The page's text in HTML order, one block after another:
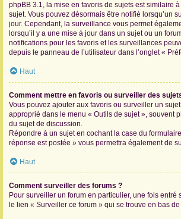
phpBB 3.1, la mise en favoris de sujets est similaire
sujet. Vous pouvez désormais être notifié lorsqu’un
jour. Cependant, la surveillance vous permet
lorsqu’il y a une mise à jour dans un sujet ou un
notifications pour les favoris et les surveillances
depuis le panneau de l’utilisateur dans l’onglet «
Haut
Comment mettre en favoris ou surveiller des
Vous pouvez ajouter aux favoris ou surveiller un
approprié dans le menu « Outils de sujet », souvent
du sujet de discussion.
Répondre à un sujet en cochant la case du
réponse est postée » vous permettra également de
Haut
Comment surveiller des forums ?
Pour surveiller un forum en particulier, une fois entré
le lien « Surveiller ce forum » qui se trouve en bas